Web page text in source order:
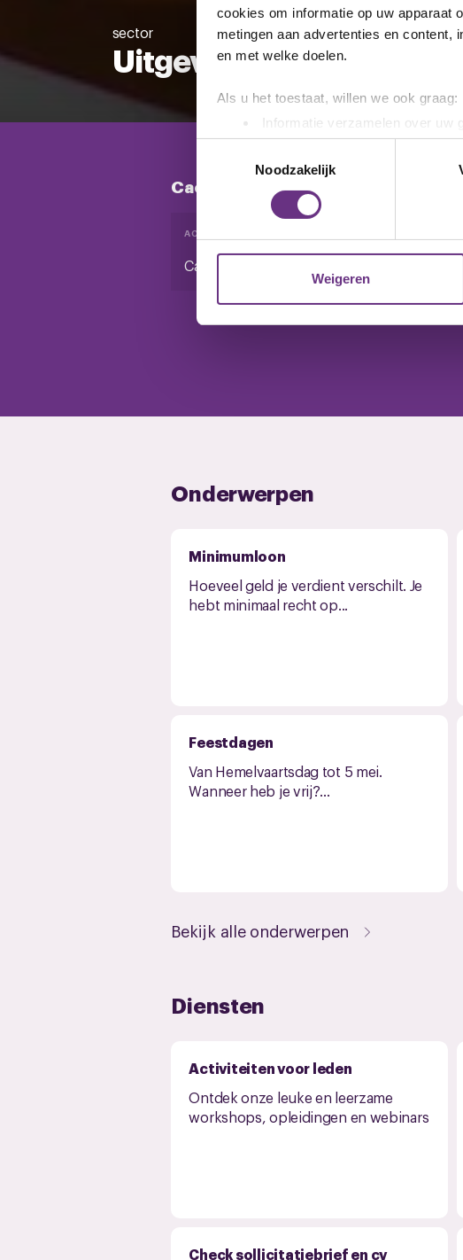
cookies om informatie op uw apparaat
metingen aan advertenties en content,
en met welke doelen.
Als u het toestaat, willen we ook graag:
Informatie verzamelen over uw
Uw apparaat identificeren door
Lees meer over hoe uw persoonlijke
toestemming op elk moment wijzigen
websiteverkeer te analyseren. Ook
media, adverteren en analyse. Deze
Noodzakelijk
Weigeren
sector
Uitgeverijen
Cao's bedrijfstakken
ACTUELE CAO'S (1)
Cao Uitgeverijbedrijf (BTU)
Onderwerpen
Minimumloon
Hoeveel geld je verdient verschilt. Je
hebt minimaal recht op...
Feestdagen
Van Hemelvaartsdag tot 5 mei.
Wanneer heb je vrij?...
Bekijk alle onderwerpen
Diensten
Activiteiten voor leden
Ontdek onze leuke en leerzame
workshops, opleidingen en webinars
Check sollicitatiebrief en cv